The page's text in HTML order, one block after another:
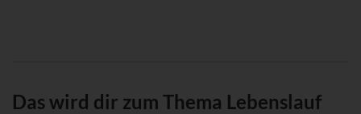
Das wird dir zum Thema Lebenslauf